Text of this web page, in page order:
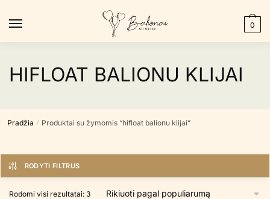
0
HIFLOAT BALIONU KLIJAI
Pradžia / Produktai su žymomis “hifloat balionu klijai”
RODYTI FILTRUS
Rodomi visi rezultatai: 3Rūšiuojama